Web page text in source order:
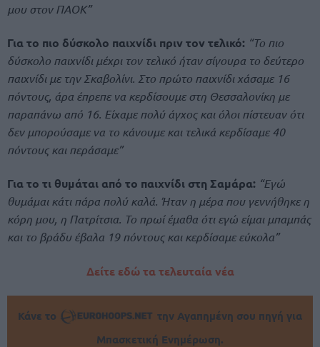
μου στον ΠΑΟΚ”
Για το πιο δύσκολο παιχνίδι πριν τον τελικό: “Το πιο
δύσκολο παιχνίδι μέχρι τον τελικό ήταν σίγουρα το δεύτερο
παιχνίδι με την Σκαβολίνι. Στο πρώτο παιχνίδι χάσαμε 16
πόντους, άρα έπρεπε να κερδίσουμε στη Θεσσαλονίκη με
παραπάνω από 16. Είχαμε πολύ άγχος και όλοι πίστευαν ότι
δεν μπορούσαμε να το κάνουμε και τελικά κερδίσαμε 40
πόντους και περάσαμε”
Για το τι θυμάται από το παιχνίδι στη Σαμάρα: “Εγώ
θυμάμαι κάτι πάρα πολύ καλά. Ήταν η μέρα που γεννήθηκε η
κόρη μου, η Πατρίτσια. Το πρωί έμαθα ότι εγώ είμαι μπαμπάς
και το βράδυ έβαλα 19 πόντους και κερδίσαμε εύκολα”
Δείτε εδώ τα τελευταία νέα
Κάνε το
την Αγαπημένη σου πηγή για
Μπασκετική Ενημέρωση.